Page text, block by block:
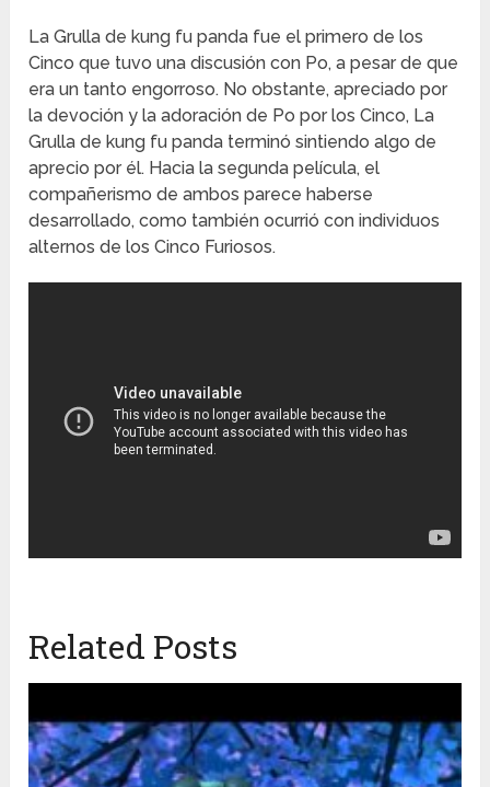
La Grulla de kung fu panda fue el primero de los
Cinco que tuvo una discusión con Po, a pesar de que
era un tanto engorroso. No obstante, apreciado por
la devoción y la adoración de Po por los Cinco, La
Grulla de kung fu panda terminó sintiendo algo de
aprecio por él. Hacia la segunda película, el
compañerismo de ambos parece haberse
desarrollado, como también ocurrió con individuos
alternos de los Cinco Furiosos.
Related Posts